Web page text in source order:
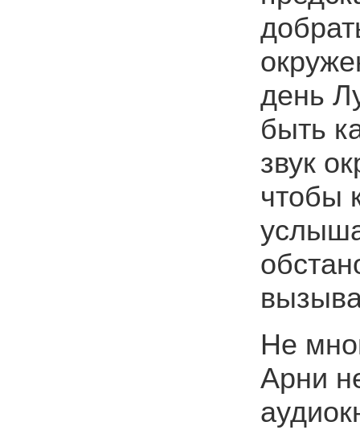
день
быть
звук
чтобы
Не
Арни